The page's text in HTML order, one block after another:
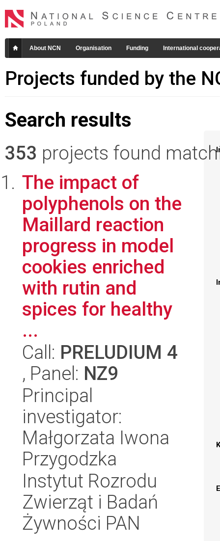
About NCN Organisation Funding International
Projects funded by the
Search results
353 projects found
The impact of
polyphenols on the
Maillard reaction
progress in model
cookies enriched
with rutin and
spices for healthy
...
Call: PRELUDIUM 4
, Panel: NZ9
Principal
investigator:
Małgorzata Iwona
Przygodzka
Instytut Rozrodu
Zwierząt i Badań
Żywności PAN